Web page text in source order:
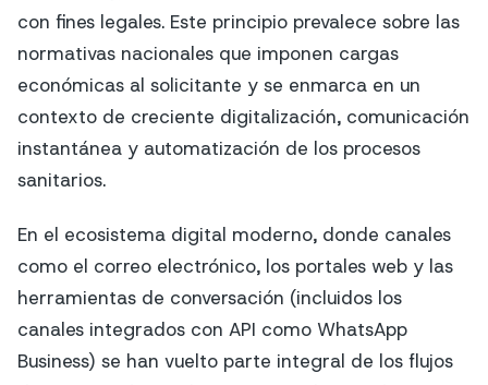
con fines legales. Este principio prevalece sobre las
normativas nacionales que imponen cargas
económicas al solicitante y se enmarca en un
contexto de creciente digitalización, comunicación
instantánea y automatización de los procesos
sanitarios.
En el ecosistema digital moderno, donde canales
como el correo electrónico, los portales web y las
herramientas de conversación (incluidos los
canales integrados con API como WhatsApp
Business) se han vuelto parte integral de los flujos